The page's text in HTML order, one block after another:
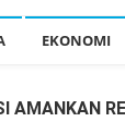
EKONOMI
AMANKAN